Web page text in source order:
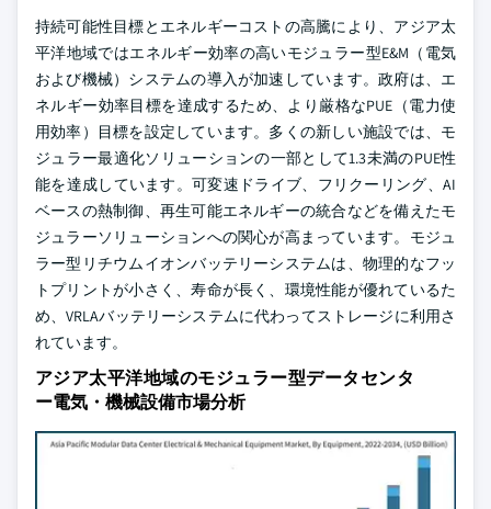
持続可能性目標とエネルギーコストの高騰により、アジア太
平洋地域ではエネルギー効率の高いモジュラー型E&M（電気
および機械）システムの導入が加速しています。政府は、エ
ネルギー効率目標を達成するため、より厳格なPUE（電力使
用効率）目標を設定しています。多くの新しい施設では、モ
ジュラー最適化ソリューションの一部として1.3未満のPUE性
能を達成しています。可変速ドライブ、フリクーリング、AI
ベースの熱制御、再生可能エネルギーの統合などを備えたモ
ジュラーソリューションへの関心が高まっています。モジュ
ラー型リチウムイオンバッテリーシステムは、物理的なフッ
トプリントが小さく、寿命が長く、環境性能が優れているた
め、VRLAバッテリーシステムに代わってストレージに利用さ
れています。
アジア太平洋地域のモジュラー型データセンタ
ー電気・機械設備市場分析